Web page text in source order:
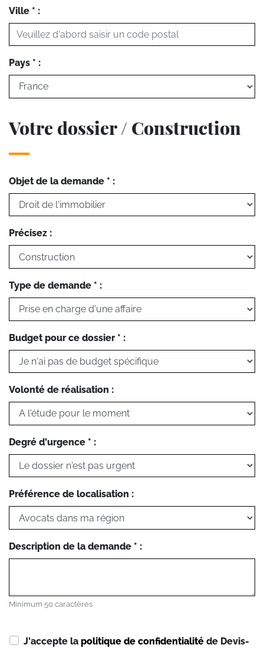
Ville * :
Pays * :
Votre dossier / Construction
Objet de la demande * :
Précisez :
Type de demande * :
Budget pour ce dossier * :
Volonté de réalisation :
Degré d'urgence * :
Préférence de localisation :
Description de la demande * :
Minimum 50 caractères
J'accepte la politique de confidentialité de Devis-